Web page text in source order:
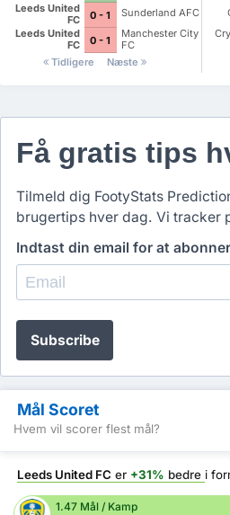
Leeds United
FC
0 - 1
Sunderland AFC
Leeds United
FC
0 - 1
Manchester City
FC
Tidligere
Næste
Få gratis tips
Tilmeld dig FootyStats
brugertips hver dag. Vi tracker
Indtast din email for at
Subscribe
Mål Scoret
Hvem vil scorer flest mål?
Leeds United FC er +31% bedre i
1.47 Mål / Kamp